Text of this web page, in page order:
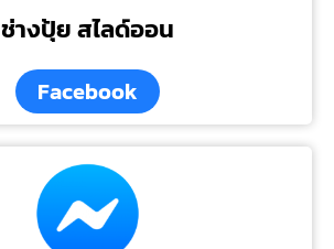
ช่างปุ้ย สไลด์ออน
Facebook